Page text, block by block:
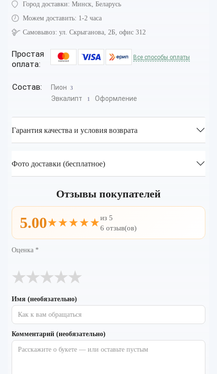
Город доставки: Минск, Беларусь
Можем доставить: 1-2 часа
Самовывоз: ул. Скрыганова, 2Б, офис 312
Простая
оплата:
Все способы оплаты
Состав: Пион 3
Эвкалипт 1 Оформление
Гарантия качества и условия возврата
Фото доставки (бесплатное)
Отзывы покупателей
5.00★★★★★из 5
6 отзыв(ов)
Оценка *
★
★
★
★
★
Имя (необязательно)
Комментарий (необязательно)